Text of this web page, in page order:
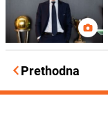
Prethodna